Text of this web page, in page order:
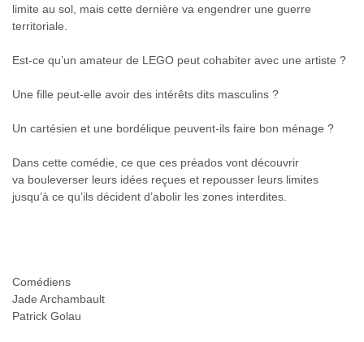
limite au sol, mais cette dernière va engendrer une guerre
territoriale.
Est-ce qu’un amateur de LEGO peut cohabiter avec une artiste ?
Une fille peut-elle avoir des intérêts dits masculins ?
Un cartésien et une bordélique peuvent-ils faire bon ménage ?
Dans cette comédie, ce que ces préados vont découvrir
va bouleverser leurs idées reçues et repousser leurs limites
jusqu’à ce qu’ils décident d’abolir les zones interdites.
Comédiens
Jade Archambault
Patrick Golau